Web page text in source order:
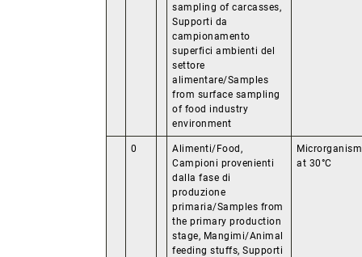
sampling of carcasses,
Supporti da
campionamento
superfici ambienti del
settore
alimentare/Samples
from surface sampling
of food industry
environment
0
Alimenti/Food,
Campioni provenienti
dalla fase di
produzione
primaria/Samples from
the primary production
stage, Mangimi/Animal
feeding stuffs, Supporti
at 30°C